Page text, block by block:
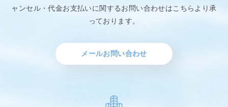
ャンセル・代金お支払いに関するお問い合わせはこちらより承
っております。
メールお問い合わせ